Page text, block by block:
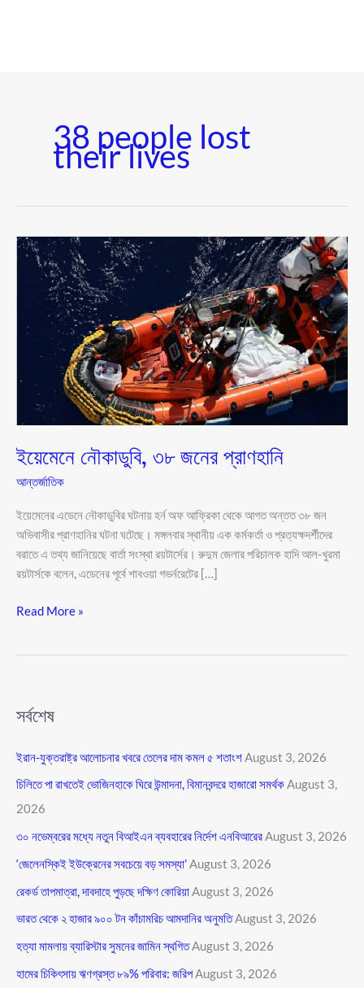
38 people lost
their lives
ইয়েমেনে নৌকাডুবি, ৩৮ জনের প্রাণহানি
আন্তর্জাতিক
ইয়েমেনের এডেনে নৌকাডুবির ঘটনায় হর্ন অফ আফ্রিকা থেকে আগত অন্তত ৩৮ জন
অভিবাসীর প্রাণহানির ঘটনা ঘটেছে। মঙ্গলবার স্থানীয় এক কর্মকর্তা ও প্রত্যক্ষদর্শীদের
বরাতে এ তথ্য জানিয়েছে বার্তা সংস্থা রয়টার্সের। রুদুম জেলার পরিচালক হাদি আল-খুরমা
রয়টার্সকে বলেন, এডেনের পূর্বে শাবওয়া গভর্নরেটের […]
ইয়েমেনে
নৌকাডুবি,
প্রাণহানি
Read More »
সর্বশেষ
ইরান-যুক্তরাষ্ট্র আলোচনার খবরে তেলের দাম কমল ৫ শতাংশAugust 3, 2026
চিলিতে পা রাখতেই ভোজিনহাকে ঘিরে উন্মাদনা, বিমানবন্দরে হাজারো সমর্থকAugust 3,
2026
৩০ নভেম্বরের মধ্যে নতুন বিআইএন ব্যবহারের নির্দেশ এনবিআরেরAugust 3, 2026
‘জেলেনস্কিই ইউক্রেনের সবচেয়ে বড় সমস্যা’August 3, 2026
রেকর্ড তাপমাত্রা, দাবদাহে পুড়ছে দক্ষিণ কোরিয়াAugust 3, 2026
ভারত থেকে ২ হাজার ৯০০ টন কাঁচামরিচ আমদানির অনুমতিAugust 3, 2026
হত্যা মামলায় ব্যারিস্টার সুমনের জামিন স্থগিতAugust 3, 2026
হামের চিকিৎসায় ঋণগ্রস্ত ৮৯% পরিবার: জরিপAugust 3, 2026